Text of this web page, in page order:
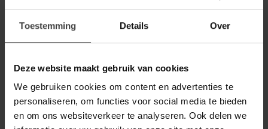
Toestemming Details Over
Deze website maakt gebruik van cookies
We gebruiken cookies om content en advertenties te
personaliseren, om functies voor social media te bieden
en om ons websiteverkeer te analyseren. Ook delen we
Op voorraad
21,95
BePureHome Kussen Bos -
Op voorraad
7,50